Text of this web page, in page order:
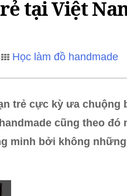
tại Việt
Học làm đồ handmade
trẻ cực kỳ ưa
cũng theo
minh bởi không